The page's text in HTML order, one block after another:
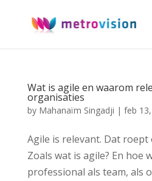
Wat is agile en waarom
organisaties
by Mahanaïm Singadji | feb
Agile is relevant. Dat roept
Zoals wat is agile? En hoe
professional als team, als